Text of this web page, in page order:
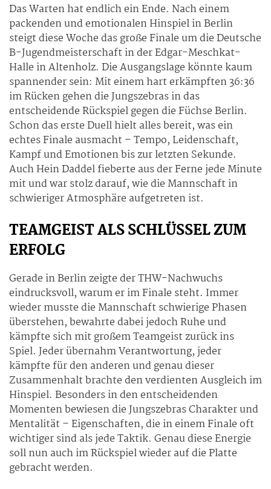
Das Warten hat endlich ein Ende. Nach einem
packenden und emotionalen Hinspiel in Berlin
steigt diese Woche das große Finale um die Deutsche
B-Jugendmeisterschaft in der Edgar-Meschkat-
Halle in Altenholz. Die Ausgangslage könnte kaum
spannender sein: Mit einem hart erkämpften 36:36
im Rücken gehen die Jungszebras in das
entscheidende Rückspiel gegen die Füchse Berlin.
Schon das erste Duell hielt alles bereit, was ein
echtes Finale ausmacht – Tempo, Leidenschaft,
Kampf und Emotionen bis zur letzten Sekunde.
Auch Hein Daddel fieberte aus der Ferne jede Minute
mit und war stolz darauf, wie die Mannschaft in
schwieriger Atmosphäre aufgetreten ist.
TEAMGEIST ALS SCHLÜSSEL ZUM
ERFOLG
Gerade in Berlin zeigte der THW-Nachwuchs
eindrucksvoll, warum er im Finale steht. Immer
wieder musste die Mannschaft schwierige Phasen
überstehen, bewahrte dabei jedoch Ruhe und
kämpfte sich mit großem Teamgeist zurück ins
Spiel. Jeder übernahm Verantwortung, jeder
kämpfte für den anderen und genau dieser
Zusammenhalt brachte den verdienten Ausgleich im
Hinspiel. Besonders in den entscheidenden
Momenten bewiesen die Jungszebras Charakter und
Mentalität – Eigenschaften, die in einem Finale oft
wichtiger sind als jede Taktik. Genau diese Energie
soll nun auch im Rückspiel wieder auf die Platte
gebracht werden.